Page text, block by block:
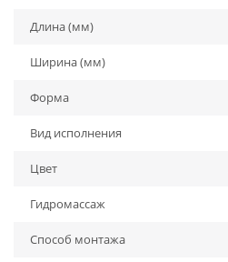
Длина (мм)
Ширина (мм)
Форма
Вид исполнения
Цвет
Гидромассаж
Способ монтажа